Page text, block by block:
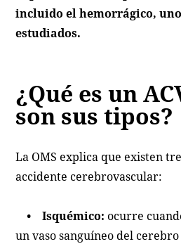
incluido el hemorrágico,
estudiados.
¿Qué es un
son sus tipos?
La OMS explica que existen
accidente cerebrovascular:
• Isquémico:ocurre
un vaso sanguíneo del